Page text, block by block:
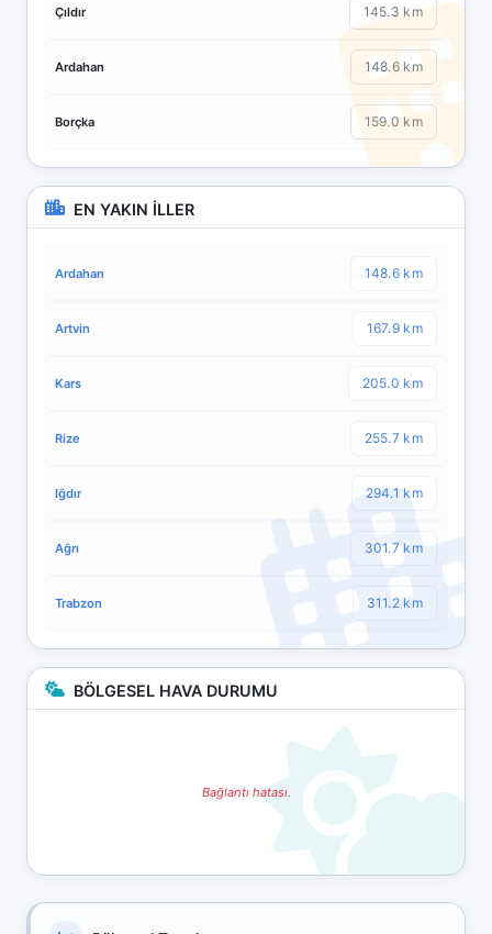
Çıldır 145.3 km
Ardahan 148.6 km
Borçka 159.0 km
EN YAKIN İLLER
Ardahan 148.6 km
Artvin 167.9 km
Kars 205.0 km
Rize 255.7 km
Iğdır 294.1 km
Ağrı 301.7 km
Trabzon 311.2 km
BÖLGESEL HAVA DURUMU
Bağlantı hatası.